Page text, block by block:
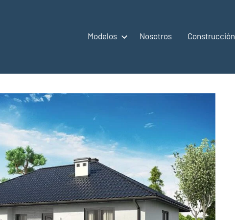
Modelos Nosotros Construcción